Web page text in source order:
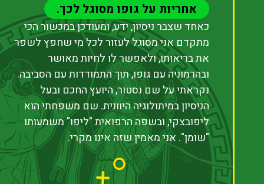
אחריות על גופו מסוגל לכך.
כאחד שצבר ניסיון, ידע, ומעודכן במכשור הכי
מתקדם אני מסוגל לעזור לכל מי שחפץ לשפר
את בריאותו, ולאפשר לו לחיות מאושר
ובהרמוניה עם גופו, תוך התמודדות עם הסביבה.
נקראתי על שם נסטור, היועץ החכם ובעל
הניסיון במיתולוגיה היוונית. שם משפחתי הוא
ליפובצקי, ובשפה הרפואית "ליפו" משמעותו
"שומן". אני מאמין שזה אינו מקרי.